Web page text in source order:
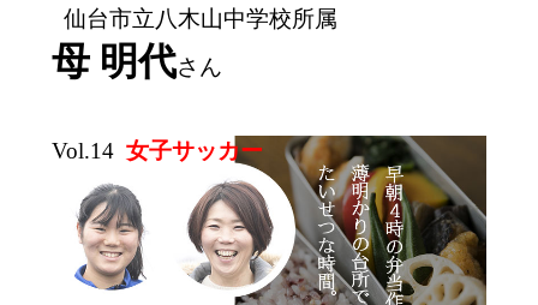
仙台市立八木山中学校所属
母 明代さん
Vol.14 女子サッカー